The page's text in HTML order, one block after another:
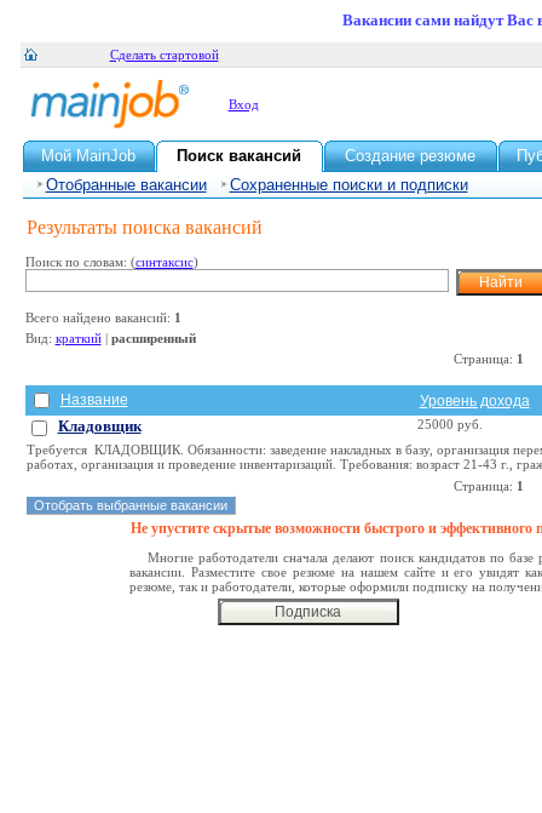
Вакансии сами найдут Вас
Сделать стартовой
Вход
Мой MainJob Поиск вакансий Создание резюме
Отобранные вакансии
Сохраненные поиски и подписки
Результаты поиска вакансий
Поиск по словам: (синтаксис)
Всего найдено вакансий: 1
Вид: краткий| расширенный
Страница: 1
Название Уровень дохода
Кладовщик
25000 руб.
Требуется КЛАДОВЩИК. Обязанности: заведение накладных в базу, организация
работах, организация и проведение инвентаризаций. Требования: возраст 21-43 г.,
Страница: 1
Не упустите скрытые возможности быстрого и эффективного
Многие работодатели сначала делают поиск кандидатов по
вакансии. Разместите свое резюме на нашем сайте и его увидят
резюме, так и работодатели, которые оформили подписку на